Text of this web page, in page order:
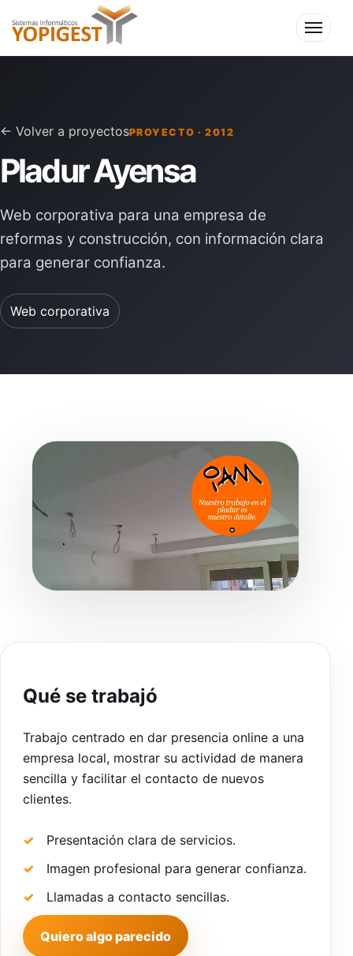
Menú
← Volver a proyectosPROYECTO · 2012
Pladur Ayensa
Web corporativa para una empresa de
reformas y construcción, con información clara
para generar confianza.
Web corporativa
Qué se trabajó
Trabajo centrado en dar presencia online a una
empresa local, mostrar su actividad de manera
sencilla y facilitar el contacto de nuevos
clientes.
Presentación clara de servicios.
Imagen profesional para generar confianza.
Llamadas a contacto sencillas.
Quiero algo parecido